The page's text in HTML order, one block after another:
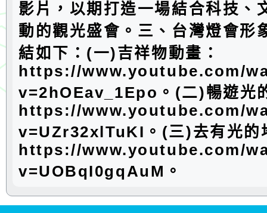
影片，以期打造一場結合科技、
動的觀光盛會。三、台灣燈會形
結如下：(一)吉祥物動畫：
https://www.youtube.com/
v=2hOEav_1Epo。(二)暢遊光
https://www.youtube.com/
v=UZr32xlTuKI。(三)去有光的
https://www.youtube.com/
v=UOBqI0gqAuM。